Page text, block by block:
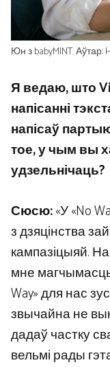
Юн з babyMINT. Аўтар:
Я ведаю, што
напісанні
напісаў
тое, у чым вы
удзельнічаць?
Сюсю:«У «No
з дзяцінства
кампазіцыяй.
мне
Way» для нас
звычайна не
дадаў частку
вельмі рады